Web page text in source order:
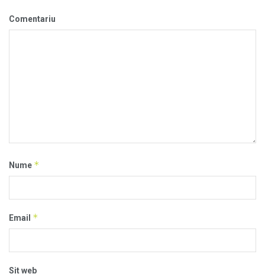
Comentariu
Nume *
Email *
Sit web